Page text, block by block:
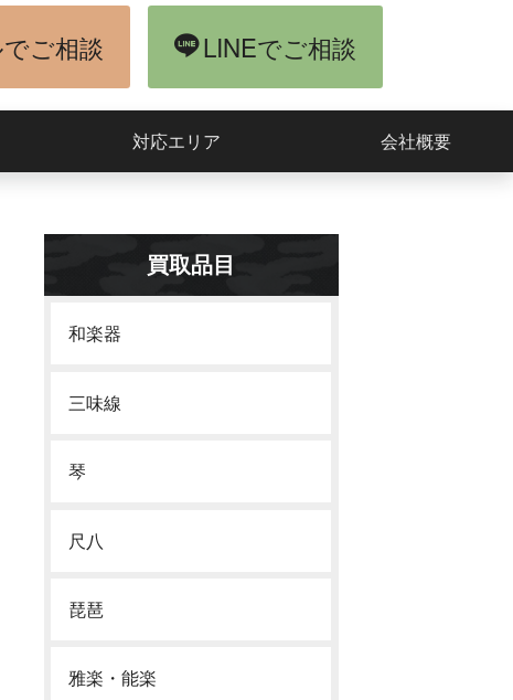
対応エリア 会社概要
ご相談 LINEでご相談
買取品目
和楽器
三味線
琴
尺八
琵琶
雅楽・能楽